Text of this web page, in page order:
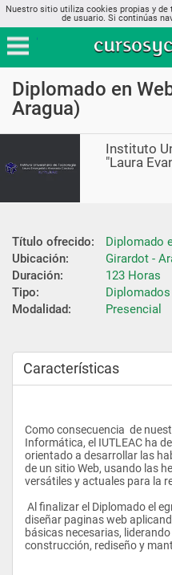
Nuestro sitio utiliza cookies propias y
de usuario. Si continúas
Diplomado en
Aragua)
Instituto
"Laura
Título ofrecido:
Diplomado
Ubicación:
Girardot -
Duración:
123 Horas
Tipo:
Diplomados
Modalidad:
Presencial
Características
Como consecuencia  de
Informática, el IUTLEAC ha
orientado a desarrollar las
de un sitio Web, usando las
versátiles y actuales para la
diseñar paginas web
básicas necesarias,
construcción, rediseño y